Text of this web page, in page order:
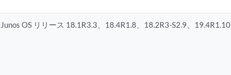
Junos OS リリース 18.1R3.3、18.4R1.8、18.2R3-S2.9、19.4R1.10